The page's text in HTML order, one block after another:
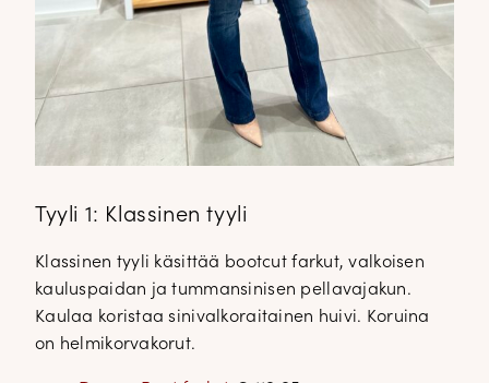
Tyyli 1: Klassinen tyyli
Klassinen tyyli käsittää bootcut farkut, valkoisen
kauluspaidan ja tummansinisen pellavajakun.
Kaulaa koristaa sinivalkoraitainen huivi. Koruina
on helmikorvakorut.